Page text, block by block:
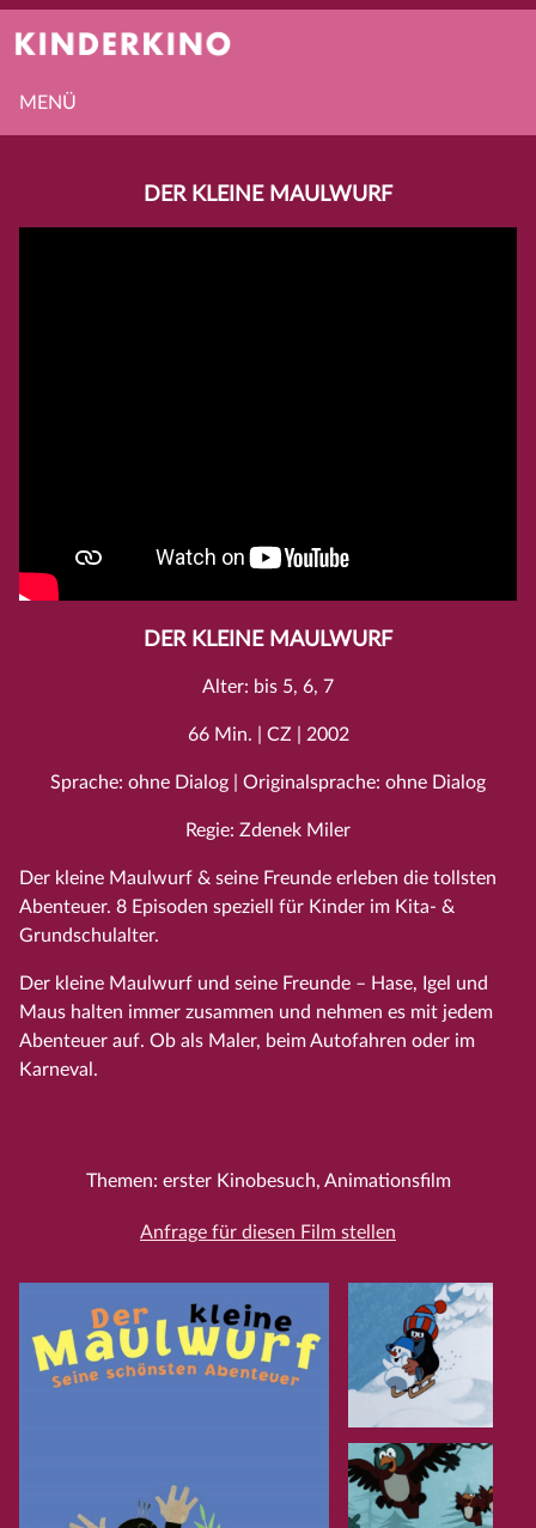
MENÜ
DER KLEINE MAULWURF
DER KLEINE MAULWURF
Alter: bis 5, 6, 7
66 Min. | CZ | 2002
Sprache: ohne Dialog | Originalsprache: ohne Dialog
Regie: Zdenek Miler
Der kleine Maulwurf & seine Freunde erleben die tollsten
Abenteuer. 8 Episoden speziell für Kinder im Kita- &
Grundschulalter.
Der kleine Maulwurf und seine Freunde – Hase, Igel und
Maus halten immer zusammen und nehmen es mit jedem
Abenteuer auf. Ob als Maler, beim Autofahren oder im
Karneval.
Themen: erster Kinobesuch, Animationsfilm
Anfrage für diesen Film stellen